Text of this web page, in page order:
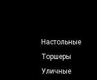
Настольные
Торшеры
Уличные